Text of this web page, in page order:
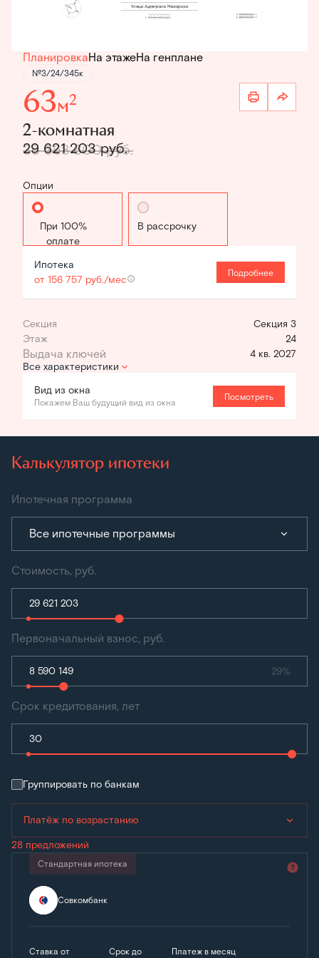
ПланировкаНа этажеНа генплане
№3/24/345к
63м2
2-комнатная
35 368 600 руб.
29 621 203 руб.
Опции
Стандартная В рассрочку
Ипотека
от 156 757 руб./мес
Подробнее
Секция
Секция 3
Этаж
24
4 кв. 2027
Все характеристики
Вид из окна
Покажем Ваш будущий вид из окна
Посмотреть
Калькулятор ипотеки
Ипотечная программа
Все ипотечные программы
Стоимость, руб.
Первоначальный взнос, руб.
29%
Срок кредитования, лет
Группировать по банкам
Платёж по возрастанию
28 предложений
Стандартная ипотека
Совкомбанк
Ставка от Срок до Платеж в месяц